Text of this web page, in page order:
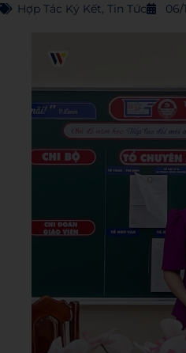
Hợp Tác Ký Kết, Tin Tức 06/